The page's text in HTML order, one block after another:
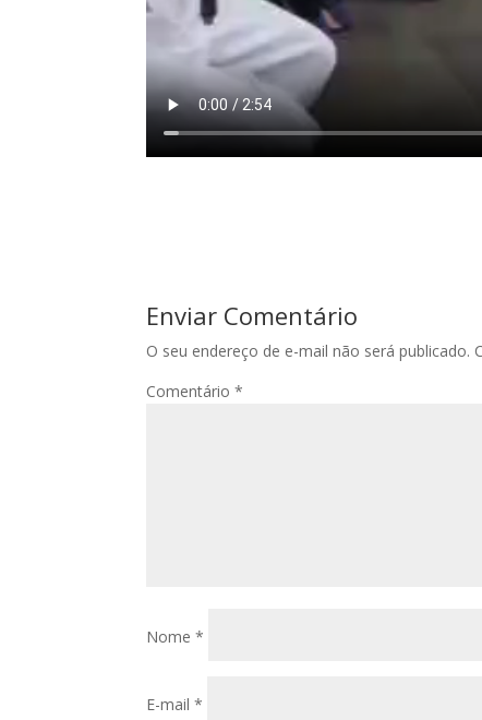
Enviar Comentário
O seu endereço de e-mail não será publicado.
Comentário*
Nome*
E-mail*